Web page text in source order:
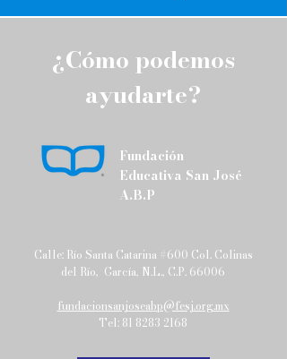
¿Cómo podemos
ayudarte?
Fundación
Educativa San José
A.B.P
Calle: Río Santa Catarina #600 Col. Colinas
del Río, García, N.L., C.P. 66006
fundacionsanjoseabp@fesj.org.mx
Tel: 81 8283 2168